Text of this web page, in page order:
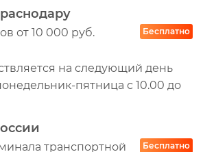
от 10 000 руб.
Бесплатно
на следующий день
пятница с 10.00 до
транспортной
Бесплатно